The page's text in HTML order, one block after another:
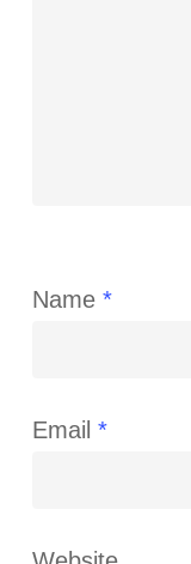
Name *
Email *